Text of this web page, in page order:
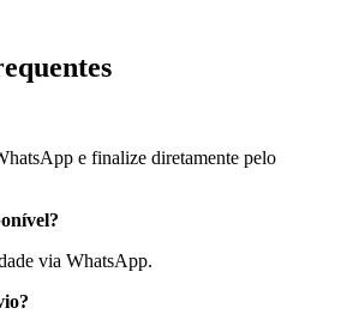
e finalize diretamente pelo
via WhatsApp.